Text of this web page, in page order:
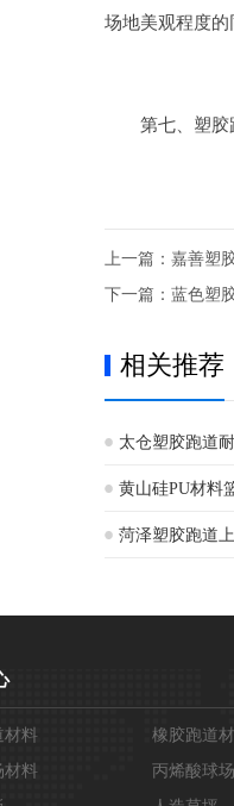
场地美观程度的
第七、塑胶跑
上一篇： 嘉善塑
下一篇： 蓝色塑
相关推荐
太仓塑胶跑道
黄山硅PU材料
菏泽塑胶跑道
材料
橡胶跑道
材料
丙烯酸球